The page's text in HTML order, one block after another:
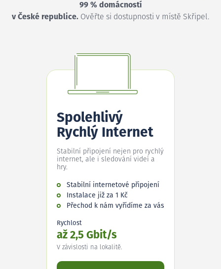
99 % domácností
v České republice. Ověřte si dostupnosti v místě Skřipel.
Spolehlivý
Rychlý Internet
Stabilní připojení nejen pro rychlý
internet, ale i sledování videí a
hry.
Stabilní internetové připojení
Instalace již za 1 Kč
Přechod k nám vyřídíme za vás
Rychlost
až 2,5 Gbit/s
V závislosti na lokalitě.